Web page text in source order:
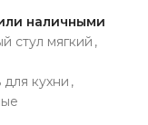
наличными
стул мягкий ,
кухни ,